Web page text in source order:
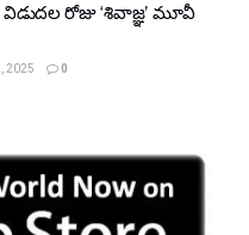
రోజు ‘శివాజ్ఞ’ మూవీ
2025 0